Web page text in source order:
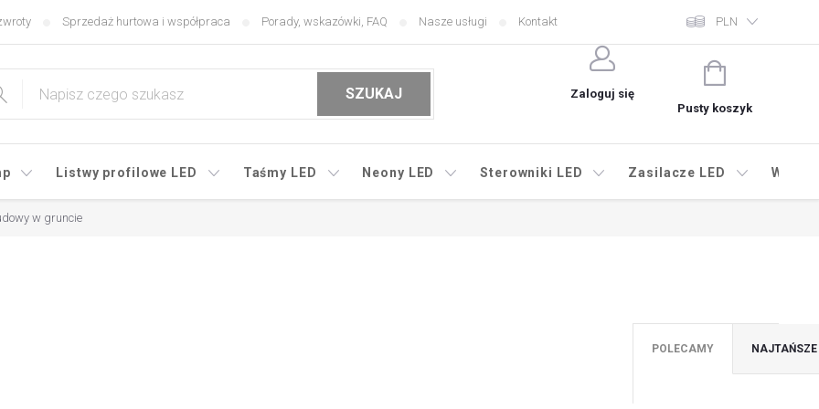
Sprzedaż hurtowa i współpraca Porady, wskazówki, FAQ Nasze usługi Kontakt PLN
SZUKAJ Zaloguj się
KOSZYK
Pusty koszyk
Listwy profilowe LED Taśmy LED Neony LED Sterowniki LED Zasilacze LED
w gruncie
POLECAMY NAJTAŃSZE